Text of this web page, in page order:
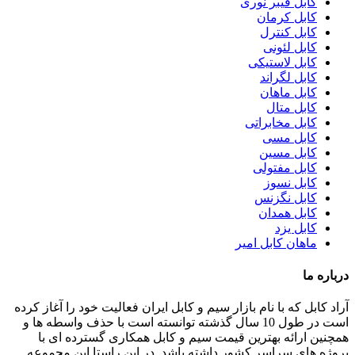
کابل کرمان
کابل کنترل
کابل لئونی
کابل لاستیکی
کابل لگراند
کابل ماهان
کابل متال
کابل مخابراتی
کابل مسی
کابل مسین
کابل مفتولی
کابل نسوز
کابل نگزنس
کابل همدان
کابل یزد
ماهان کابل امیر
درباره ما
آراد کابل که با نام بازار سیم و کابل ایران فعالیت خود را آغاز کرده
است در طول 10 سال گذشته توانسته است با حذف واسطه ها و
همچنین ارائه بهترین قیمت سیم و کابل همکاری گسترده ای با
پروژه های سراسر کشور داشته باشد. در این راستا این مجموعه